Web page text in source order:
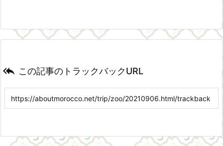
 この記事のトラックバックURL